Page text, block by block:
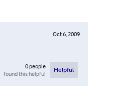
Oct 6, 2009
0people
found this helpful
Helpful